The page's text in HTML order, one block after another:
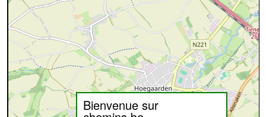
Bienvenue sur